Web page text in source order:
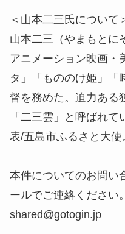
＜山本二三氏について
山本二三（やまもとに
アニメーション映画・
タ」「もののけ姫」「
督を務めた。迫力ある
「二三雲」と呼ばれ
表/五島市ふるさと大
本件についてのお問い
ールでご連絡ください。
shared@gotogin.jp